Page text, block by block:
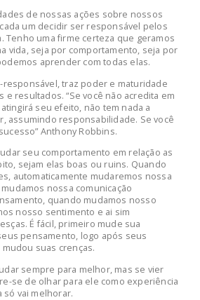
de nossas ações sobre nossos
um decidir ser responsável pelos
Tenho uma firme certeza que geramos
vida, seja por comportamento, seja por
aprender com todas elas.
responsável, traz poder e maturidade
e resultados. “Se você não acredita em
seu efeito, não tem nada a
assumindo responsabilidade. Se você
Anthony Robbins.
seu comportamento em relação as
sejam elas boas ou ruins. Quando
automaticamente mudaremos nossa
nossa comunicação
quando mudamos nosso
nosso sentimento e ai sim
É fácil, primeiro mude sua
pensamento, logo após seus
suas crenças.
sempre para melhor, mas se vier
se de olhar para ele como experiência
só vai melhorar.